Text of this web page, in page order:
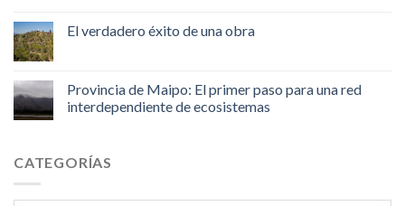
El verdadero éxito de una obra
Provincia de Maipo: El primer paso para una red
interdependiente de ecosistemas
CATEGORÍAS